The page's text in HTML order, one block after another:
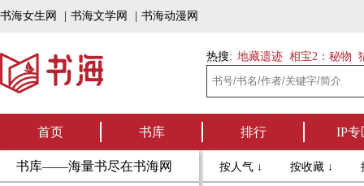
书海女生网 书海文学网 书海动漫网
热搜: 地藏遗迹 相宝2：秘物
首页 书库 排行 IP专
书库——海量书尽在书海网 按人气 ↓ 按收藏 ↓